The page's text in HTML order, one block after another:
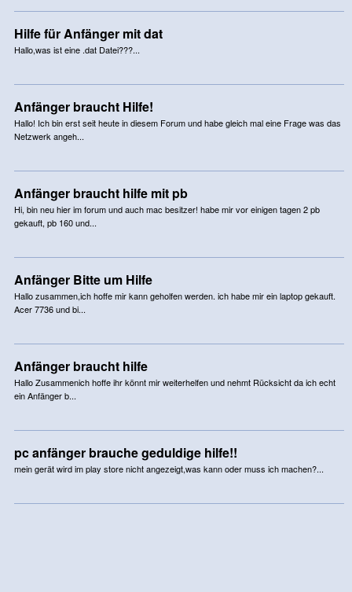
Hilfe für Anfänger mit dat
Hallo,was ist eine .dat Datei???...
Anfänger braucht Hilfe!
Hallo! Ich bin erst seit heute in diesem Forum und habe gleich mal eine Frage was das
Netzwerk angeh...
Anfänger braucht hilfe mit pb
Hi, bin neu hier im forum und auch mac besitzer! habe mir vor einigen tagen 2 pb
gekauft, pb 160 und...
Anfänger Bitte um Hilfe
Hallo zusammen,ich hoffe mir kann geholfen werden. ich habe mir ein laptop gekauft.
Acer 7736 und bi...
Anfänger braucht hilfe
Hallo Zusammenich hoffe ihr könnt mir weiterhelfen und nehmt Rücksicht da ich echt
ein Anfänger b...
pc anfänger brauche geduldige hilfe!!
mein gerät wird im play store nicht angezeigt,was kann oder muss ich machen?...